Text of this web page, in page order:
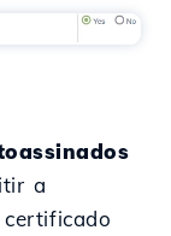
a